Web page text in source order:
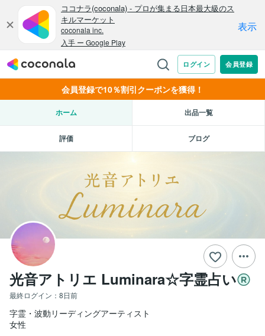
会員登録で10％割引クーポンを獲得！
ホーム 出品一覧
評価 ブログ
光音アトリエ Luminara☆字霊占い
最終ログイン： 8日前
字霊・波動リーディングアーティスト
女性